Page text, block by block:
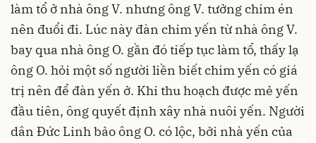
làm tổ ở nhà ông V. nhưng ông V. tưởng chim én
nên đuổi đi. Lúc này đàn chim yến từ nhà ông V.
bay qua nhà ông O. gần đó tiếp tục làm tổ, thấy lạ
ông O. hỏi một số người liền biết chim yến có giá
trị nên để đàn yến ở. Khi thu hoạch được mẻ yến
đầu tiên, ông quyết định xây nhà nuôi yến. Người
dân Đức Linh bảo ông O. có lộc, bởi nhà yến của